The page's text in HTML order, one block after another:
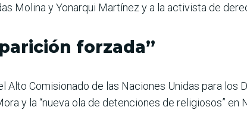
Molina y Yonarqui Martínez y a la activista de
forzada”
Alto Comisionado de las Naciones Unidas para los
y la “nueva ola de detenciones de religiosos” en